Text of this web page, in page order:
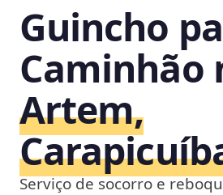
Guincho
Caminhão
Artem,
Serviço de socorro e